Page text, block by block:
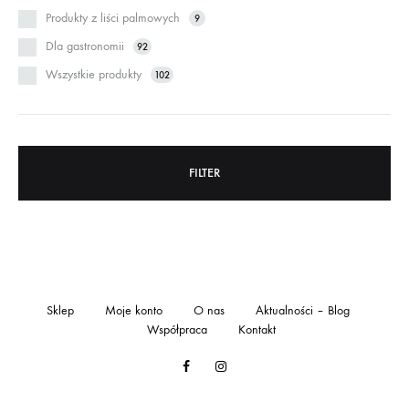
Produkty z liści palmowych 9
Dla gastronomii 92
Wszystkie produkty 102
FILTER
FacebookInstagram
Sklep Moje konto O nas
Aktualności – Blog
Współpraca
Kontakt